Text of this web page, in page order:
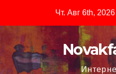
содержимому
Чт. Авг 6th, 2026